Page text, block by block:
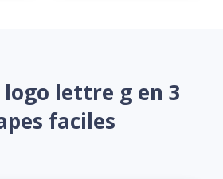
logo lettre g en 3
faciles